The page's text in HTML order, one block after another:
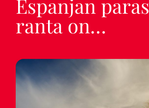
Espanjan paras
ranta on…